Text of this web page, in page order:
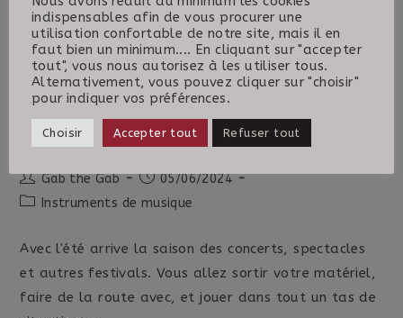
talentueux et d'essayer quelques unes de leurs…
Continuer La LectureBebop
Assurances
Au
FGI
N’oubliez pas vos instruments
Auteur/autrice
de
Gab the Gab
Publication
publiée :
05/06/2024
PostInstruments de musique
Avec l'été arrive la saison des concerts, spectacles
et autres festivals. Vous allez sortir votre matériel,
faire de la route avec, et jouer dans tout un tas de
indispensables afin de vous procurer une
utilisation confortable de notre site, mais il en
faut bien un minimum.... En cliquant sur "accepter
tout", vous nous autorisez à les utiliser tous.
Alternativement, vous pouvez cliquer sur "choisir"
pour indiquer vos préférences.
Choisir Accepter tout Refuser tout